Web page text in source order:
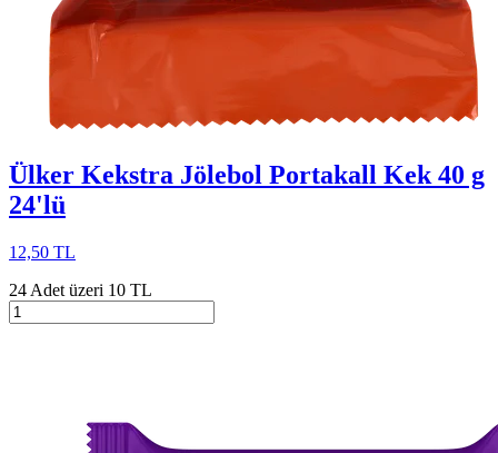
Ülker Kekstra Jölebol Portakall Kek 40 g
24'lü
12,50 TL
24 Adet üzeri 10 TL